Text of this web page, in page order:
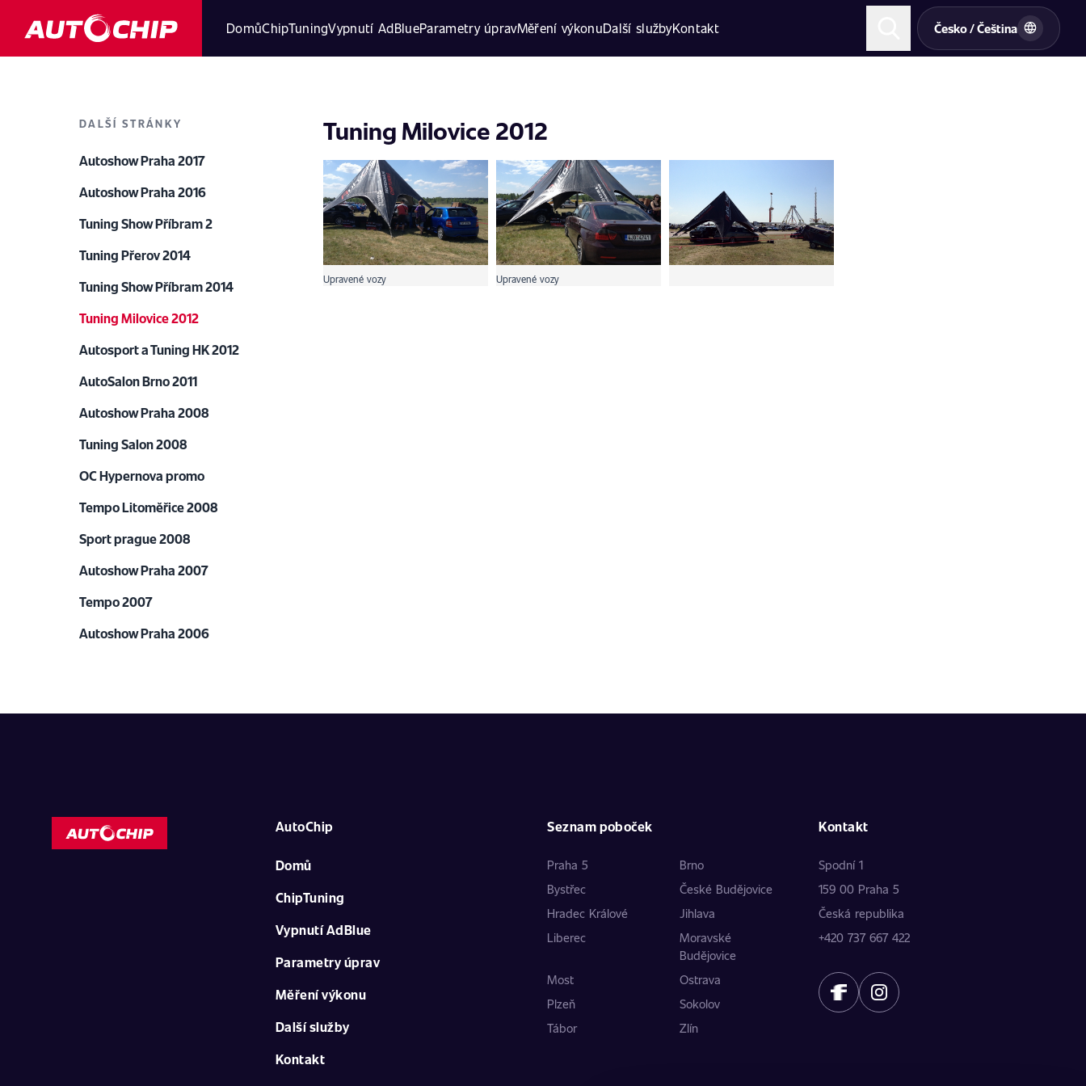
DomůChipTuningVypnutí AdBlueParametry úpravMěření výkonuDalší službyKontakt Česko / Čeština
DALŠÍ STRÁNKY
Autoshow Praha 2017
Autoshow Praha 2016
Tuning Show Příbram 2
Tuning Přerov 2014
Tuning Show Příbram 2014
Tuning Milovice 2012
Autosport a Tuning HK 2012
AutoSalon Brno 2011
Autoshow Praha 2008
Tuning Salon 2008
OC Hypernova promo
Tempo Litoměřice 2008
Sport prague 2008
Autoshow Praha 2007
Tempo 2007
Autoshow Praha 2006
Tuning Milovice 2012
Upravené vozy Upravené vozy
AutoChip
Domů
ChipTuning
Vypnutí AdBlue
Parametry úprav
Měření výkonu
Další služby
Kontakt
Seznam poboček
Praha 5
Brno
Bystřec
České Budějovice
Hradec Králové
Jihlava
Liberec
Moravské
Budějovice
Most
Ostrava
Plzeň
Sokolov
Tábor
Zlín
Kontakt
Spodní 1
159 00 Praha 5
Česká republika
+420 737 667 422